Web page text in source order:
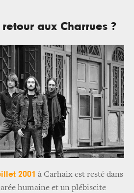
aux Charrues ?
2001 à Carhaix est resté dans
humaine et un plébiscite